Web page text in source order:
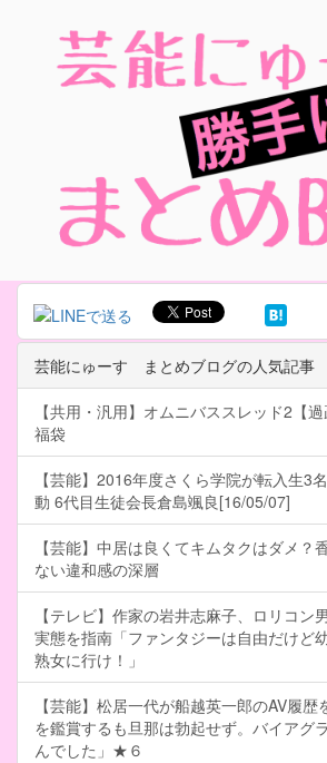
芸能にゅーす まとめブログの人気記事
【共用・汎用】オムニバススレッド2【
福袋
【芸能】2016年度さくら学院が転入生3
動 6代目生徒会長倉島颯良[16/05/07]
【芸能】中居は良くてキムタクはダメ？
ない違和感の深層
【テレビ】作家の岩井志麻子、ロリコン
実態を指南「ファンタジーは自由だけど
熟女に行け！」
【芸能】松居一代が船越英一郎のAV履
を鑑賞するも旦那は勃起せず。バイアグ
んでした」★６